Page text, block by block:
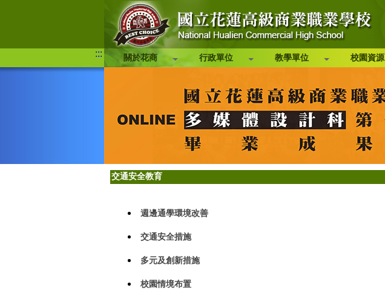
::: 關於花商 行政單位 教學單位 校園資源
交通安全教育
週邊通學環境改善
交通安全措施
多元及創新措施
校園情境布置